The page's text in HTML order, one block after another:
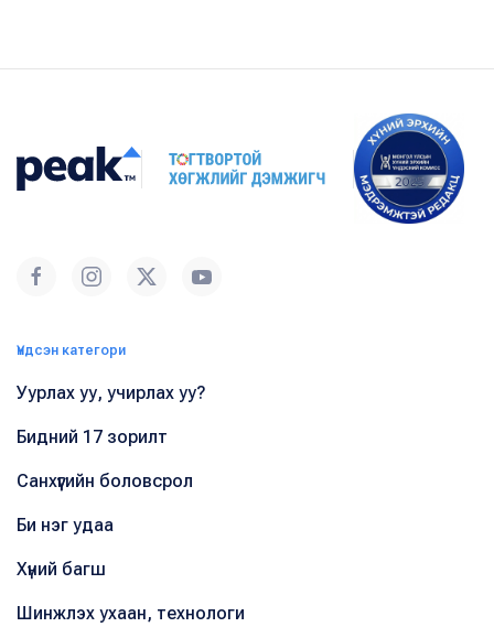
Үндсэн категори
Уурлах уу, учирлах уу?
Бидний 17 зорилт
Санхүүгийн боловсрол
Би нэг удаа
Хүний багш
Шинжлэх ухаан, технологи